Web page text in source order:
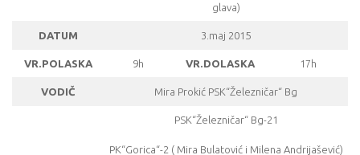
glava)
DATUM 3.maj 2015
VR.POLASKA 9h VR.DOLASKA 17h
VODIČ Mira Prokić PSK“Železničar“ Bg
PSK“Železničar“ Bg-21
PK“Gorica“-2 ( Mira Bulatović i Milena Andrijašević)